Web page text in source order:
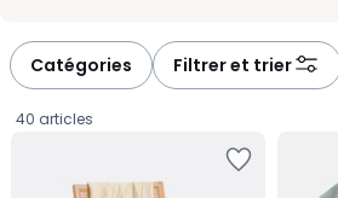
Catégories Filtrer et trier
40 articles